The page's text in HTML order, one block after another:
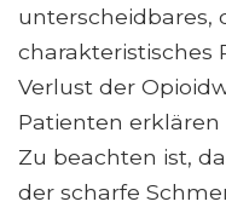
unterscheidbares,
charakteristisches
Verlust der
Patienten erklären
Zu beachten ist,
der scharfe